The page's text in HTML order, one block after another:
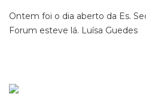
Ontem foi o dia aberto da Es.
Forum esteve lá. Luísa Guedes